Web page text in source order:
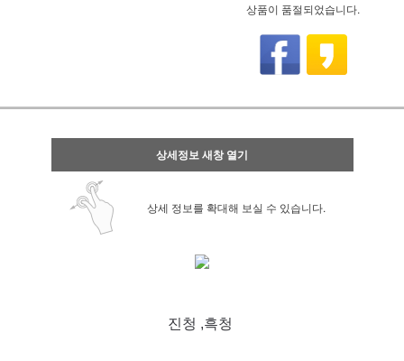
상품이 품절되었습니다.
상세정보 새창 열기
상세 정보를 확대해 보실 수 있습니다.
진청 ,흑청